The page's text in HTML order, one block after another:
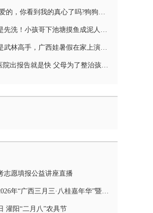
的真心了吗?狗狗雨中等好朋狗不愿离去，网友:确实搞笑，黄黄都有男朋友，你却没有
孩哥下池塘摸鱼成泥人！网友：这才是童年该有的样子，好怀念
，广西娃暑假在家上演武侠片，80后90后:以前我们也这样玩
就是快 父母为了整治孩子少吃零食想尽了办法 网友：“又有”笑死我了
志愿填报公益讲座直播
“广西三月三·八桂嘉年华”暨金龙巡游活动直播
灌阳“二月八”农具节